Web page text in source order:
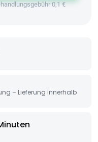
0,1 €
– Lieferung innerhalb